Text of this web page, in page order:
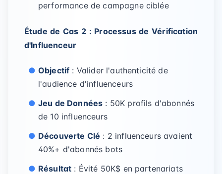
performance de campagne ciblée
Étude de Cas 2 : Processus de Vérification
d'Influenceur
Objectif : Valider l'authenticité de
l'audience d'influenceurs
Jeu de Données : 50K profils d'abonnés
de 10 influenceurs
Découverte Clé : 2 influenceurs avaient
40%+ d'abonnés bots
Résultat : Évité 50K$ en partenariats